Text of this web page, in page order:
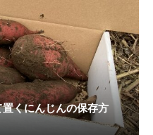
くにんじんの保存方